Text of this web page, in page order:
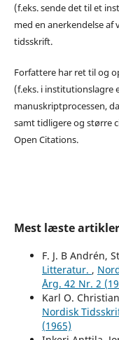
(f.eks. sende det til et
med en anerkendelse
tidsskrift.
Forfattere har ret til og
(f.eks. i institutionslagre
manuskriptprocessen,
samt tidligere og større
Open Citations.
Mest læste
F. J. B Andrén,
Litteratur. ,
Årg. 42 Nr. 2
Karl O.
Nordisk
(1965)